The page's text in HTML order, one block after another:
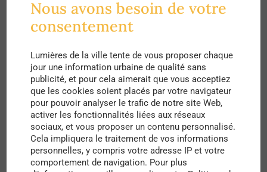
social, l’homme, ou la femme ayant influencé le
cours de l’année. Le magazine écrivait ainsi :
Personne n’aurait pu prévoir, lorsqu’un vendeur de
fruits tunisien s’est immolé par le feu, que cela
déclencherait le renversement de dictateurs et
initierait une vague globale de protestations.
parlant de la l’immolation par le feu de Mohamed
Bouazizi.
Nous avons besoin de votre
consentement
Lumières de la ville tente de vous proposer chaque
jour une information urbaine de qualité sans
publicité, et pour cela aimerait que vous acceptiez
que les cookies soient placés par votre navigateur
pour pouvoir analyser le trafic de notre site Web,
activer les fonctionnalités liées aux réseaux
sociaux, et vous proposer un contenu personnalisé.
Cela impliquera le traitement de vos informations
personnelles, y compris votre adresse IP et votre
comportement de navigation. Pour plus